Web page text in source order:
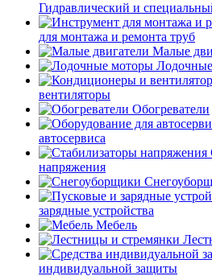
Гидравлический и
для монтажа и ремонта труб
Малые
вентиляторы
Обогреватели
автосервиса
напряжения
зарядные устройства
Мебель
индивидуальной защиты